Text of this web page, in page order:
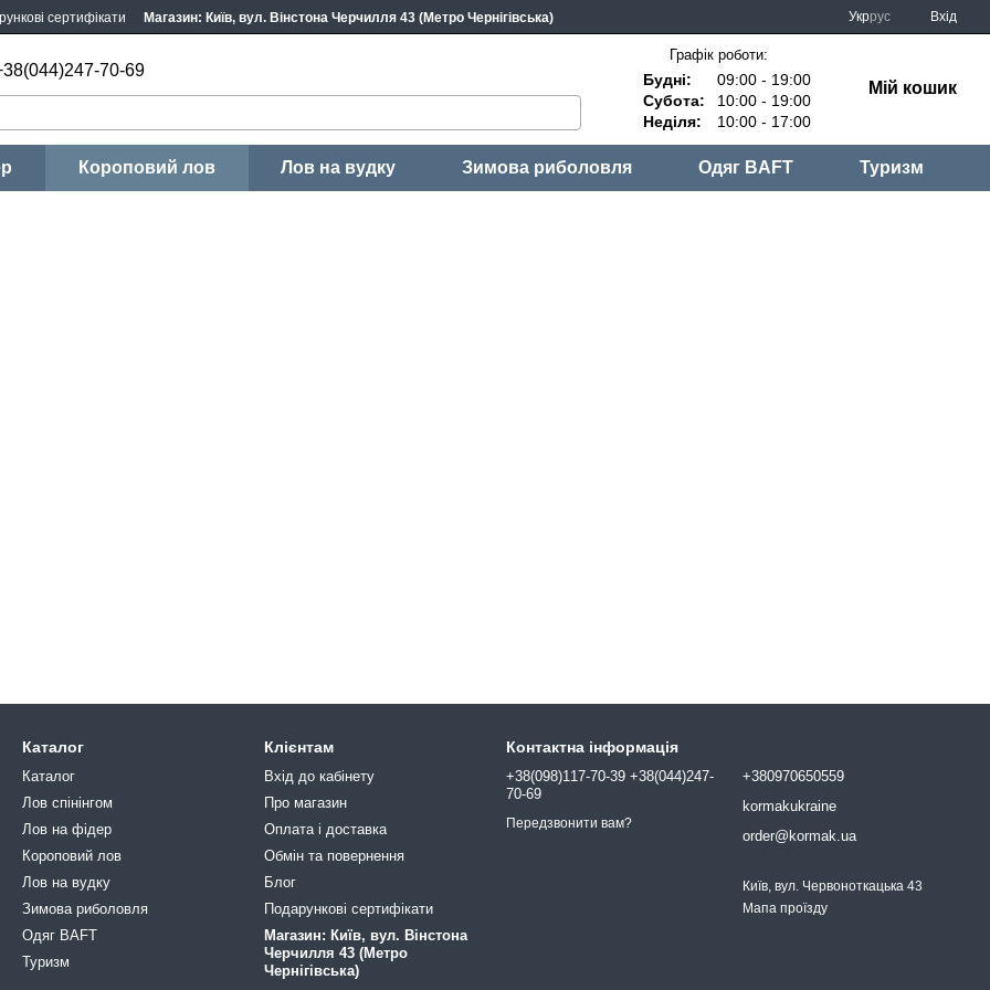
сертифікати Магазин: Київ, вул. Вінстона Черчилля 43 (Метро Чернігівська) Укррус Вхід
70-69
Графік роботи:
Будні:
09:00 - 19:00
Субота:
10:00 - 19:00
Неділя:
10:00 - 17:00
Мій кошик
Короповий лов Лов на вудку Зимова риболовля Одяг BAFT Туризм
Каталог
Каталог
Лов спінінгом
Лов на фідер
Короповий лов
Лов на вудку
Зимова риболовля
Одяг BAFT
Туризм
Клієнтам
Вхід до кабінету
Про магазин
Оплата і доставка
Обмін та повернення
Блог
Подарункові сертифікати
Магазин: Київ, вул. Вінстона
Черчилля 43 (Метро
Чернігівська)
Контактна інформація
+38(098)117-70-39 +38(044)247-
70-69
Передзвонити вам?
+380970650559
kormakukraine
order@kormak.ua
Київ, вул. Червоноткацька 43
Мапа проїзду